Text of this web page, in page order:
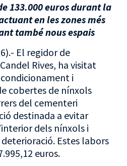
133.000 euros durant la
en les zones més
també nous espais
El regidor de
Rives, ha visitat
i
cobertes de nínxols
del cementeri
destinada a evitar
dels nínxols i
Estes labors
euros.